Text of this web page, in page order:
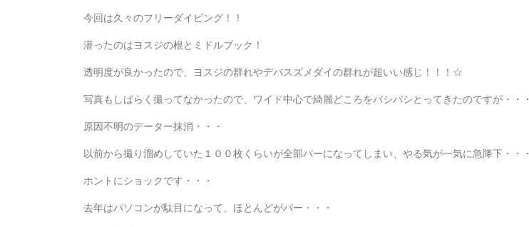
今回は久々のフリーダイビング！！
潜ったのはヨスジの根とミドルブック！
透明度が良かったので、ヨスジの群れやデバスズメダイの群れが超いい感じ！！！☆
写真もしばらく撮ってなかったので、ワイド中心で綺麗どころをバシバシとってきたのですが・・・
原因不明のデーター抹消・・・
以前から撮り溜めしていた１００枚くらいが全部パーになってしまい、やる気が一気に急降下・・・
ホントにショックです・・・
去年はパソコンが駄目になって、ほとんどがパー・・・